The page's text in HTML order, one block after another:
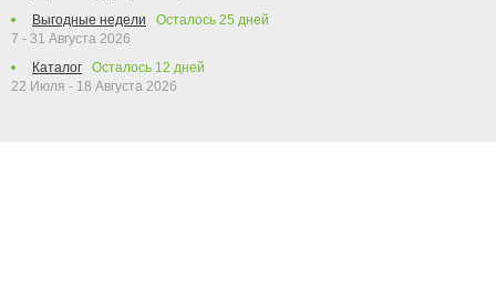
Выгодные недели Осталось 25 дней
7 - 31 Августа 2026
Каталог
Осталось 12 дней
22 Июля - 18 Августа 2026